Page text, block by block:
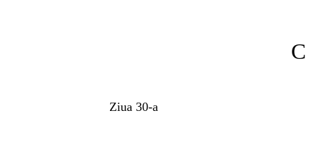
Ziua 30-a